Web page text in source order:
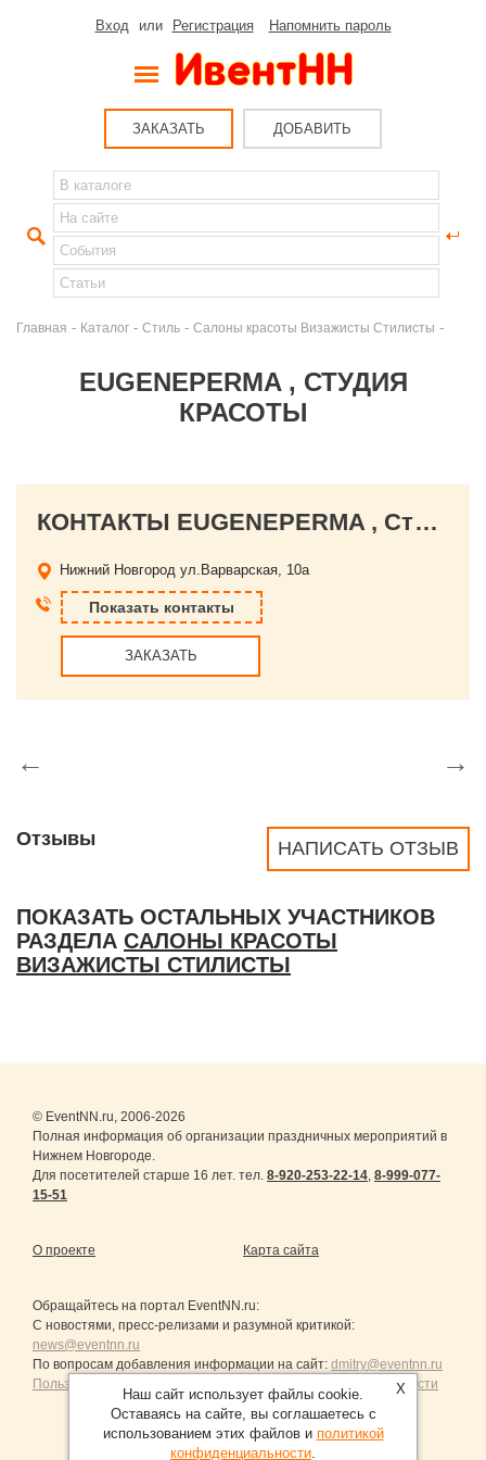
Вход или Регистрация Напомнить пароль
ЗАКАЗАТЬ ДОБАВИТЬ
Главная - Каталог - Стиль - Салоны красоты Визажисты Стилисты -
EUGENEPERMA , СТУДИЯ
КРАСОТЫ
КОНТАКТЫ EUGENEPERMA , Студия красоты
Нижний Новгород ул.Варварская, 10а
Показать контакты
ЗАКАЗАТЬ
← →
НАПИСАТЬ ОТЗЫВ
Отзывы
ПОКАЗАТЬ ОСТАЛЬНЫХ УЧАСТНИКОВ
РАЗДЕЛА САЛОНЫ КРАСОТЫ
ВИЗАЖИСТЫ СТИЛИСТЫ
© EventNN.ru, 2006-2026
Полная информация об организации праздничных мероприятий в
Нижнем Новгороде.
Для посетителей старше 16 лет. тел. 8-920-253-22-14, 8-999-077-
15-51
О проекте Карта сайта
Обращайтесь на портал EventNN.ru:
С новостями, пресс-релизами и разумной критикой:
news@eventnn.ru
По вопросам добавления информации на сайт: dmitry@eventnn.ru
Пользовательское Соглашение и политика конфиденциальности
X
Наш сайт использует файлы cookie.
Оставаясь на сайте, вы соглашаетесь с
использованием этих файлов и политикой
конфиденциальности.